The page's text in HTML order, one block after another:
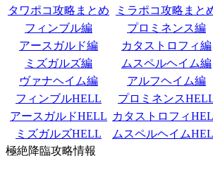
タワポコ攻略まとめ
ミラポコ攻略まと
フィンブル編
プロミネンス編
アースガルド編
カタストロフィ編
ミズガルズ編
ムスペルヘイム編
ヴァナヘイム編
アルフヘイム編
フィンブルHELL
プロミネンス
アースガルドHELL カタストロフィ
ミズガルズHELL
ムスペルヘイム
極絶降臨攻略情報